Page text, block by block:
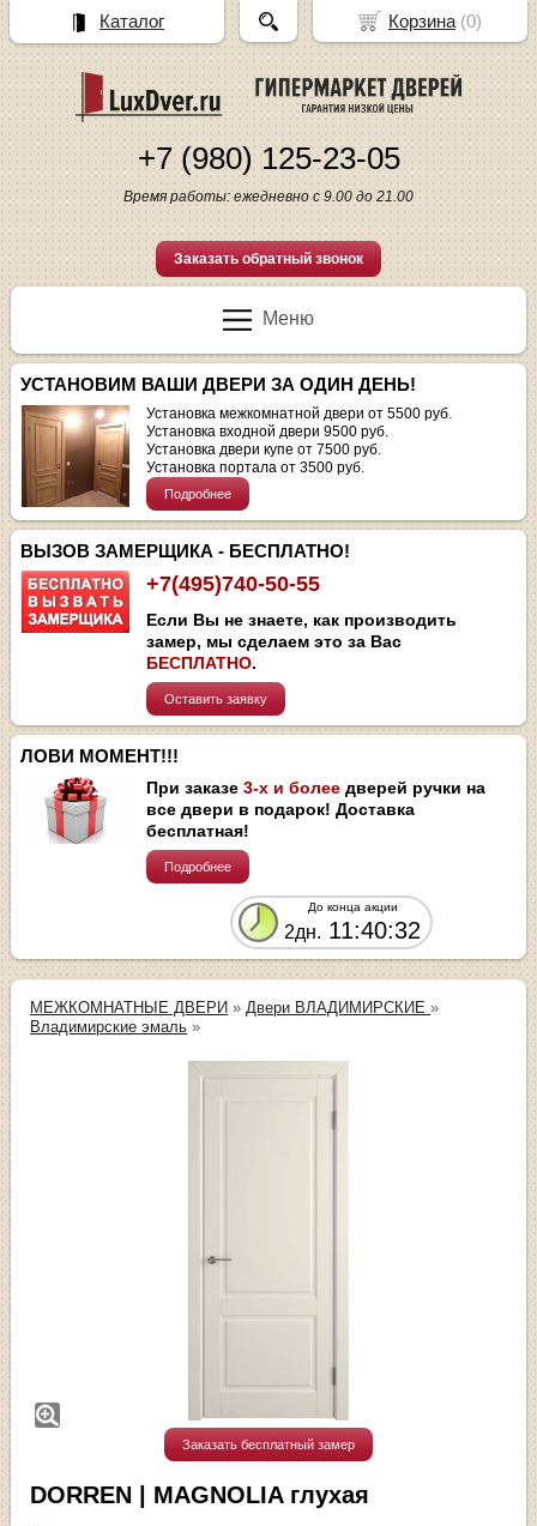
+7 (980) 125-23-05
Время работы: ежедневно с 9.00 до 21.00
Заказать обратный звонок
Меню
УСТАНОВИМ ВАШИ ДВЕРИ ЗА ОДИН ДЕНЬ!
Установка межкомнатной двери от 5500 руб.
Установка входной двери 9500 руб.
Установка двери купе от 7500 руб.
Установка портала от 3500 руб.
Подробнее
ВЫЗОВ ЗАМЕРЩИКА - БЕСПЛАТНО!
+7(495)740-50-55
Если Вы не знаете, как производить
замер, мы сделаем это за Вас
БЕСПЛАТНО.
Оставить заявку
ЛОВИ МОМЕНТ!!!
При заказе3-х и более дверей ручки на
все двери в подарок! Доставка
бесплатная!
Подробнее
До конца акции
2дн. 11:40:32
МЕЖКОМНАТНЫЕ ДВЕРИ » Двери ВЛАДИМИРСКИЕ»
Владимирские эмаль »
Заказать бесплатный замер
DORREN | MAGNOLIA глухая
Корзина(0)
Каталог